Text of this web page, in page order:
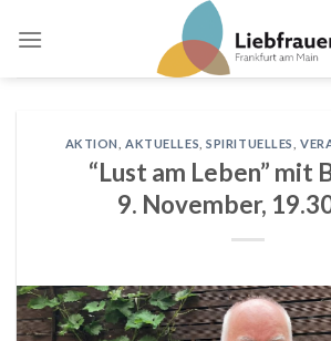
AKTION ,AKTUELLES ,SPIRITUELLES ,
“Lust am Leben” mit
9. November,